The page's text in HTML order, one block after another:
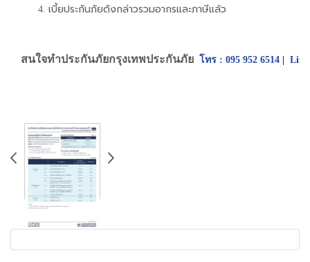
เบี้ยประกันภัยดังกล่าวรวมอากรและภาษีแล้ว
สนใจทำประกันภัยกรุงเทพประกันภัย โทร : 095 952 6514